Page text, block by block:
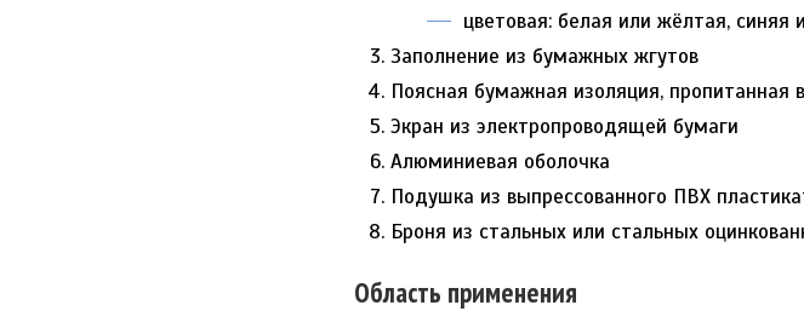
цветовая: белая или жёлтая, синяя
Заполнение из бумажных жгутов
Поясная бумажная изоляция,
Экран из электропроводящей бумаги
Алюминиевая оболочка
Подушка из выпрессованного ПВХ
Броня из стальных или стальных
Область применения